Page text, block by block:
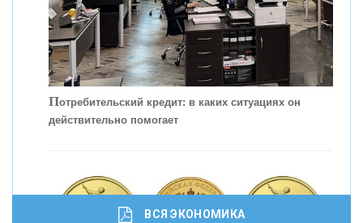
Скорость - один из главных трендов в
кредитовании бизнеса - «Интервью»
Потребительский кредит: в каких ситуациях он
действительно помогает
ВСЯ ЭКОНОМИКА